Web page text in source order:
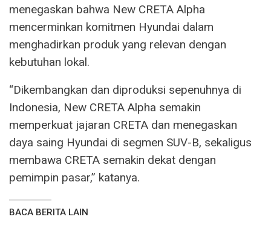
menegaskan bahwa New CRETA Alpha
mencerminkan komitmen Hyundai dalam
menghadirkan produk yang relevan dengan
kebutuhan lokal.
“Dikembangkan dan diproduksi sepenuhnya di
Indonesia, New CRETA Alpha semakin
memperkuat jajaran CRETA dan menegaskan
daya saing Hyundai di segmen SUV-B, sekaligus
membawa CRETA semakin dekat dengan
pemimpin pasar,” katanya.
BACA BERITA LAIN